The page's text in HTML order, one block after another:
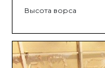
Высота ворса